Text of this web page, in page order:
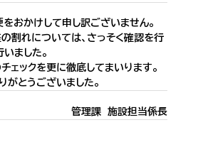
かけして申し訳ございません。
れについては、さっそく確認を行
ました。
ックを更に徹底してまいります。
とうございました。
管理課 施設担当係長